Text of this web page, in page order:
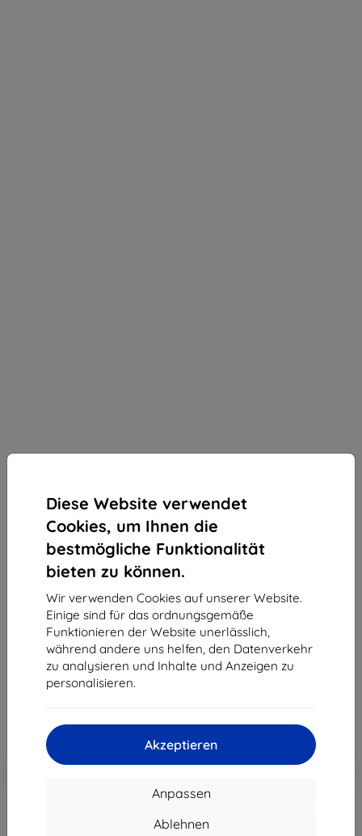
Diese Website verwendet
Cookies, um Ihnen die
bestmögliche Funktionalität
bieten zu können.
Wir verwenden Cookies auf unserer Website.
Einige sind für das ordnungsgemäße
Funktionieren der Website unerlässlich,
während andere uns helfen, den Datenverkehr
zu analysieren und Inhalte und Anzeigen zu
personalisieren.
Akzeptieren
Anpassen
Ablehnen
3MK Folie ARC + FS OnePlus Nord 2 5G Fullscreen
Geeignet für: OnePlus Nord 2
Produktbeschreibung
11,90 €
8,91 €
ohne MWSt7,49 €
Rabatt mit Gutschein
In den